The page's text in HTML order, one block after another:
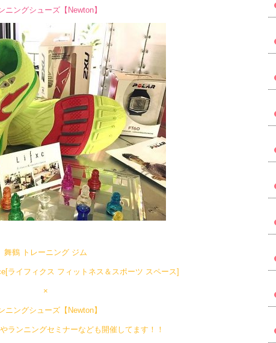
ニングシューズ【Newton】
舞鶴 トレーニング ジム
ライフィクス フィットネス＆スポーツ スペース]
×
ニングシューズ【Newton】
ランニングセミナーなども開催してます！！